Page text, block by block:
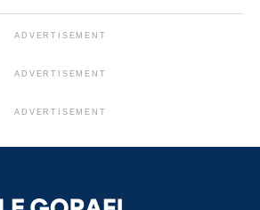
ADVERTISEMENT
ADVERTISEMENT
ADVERTISEMENT